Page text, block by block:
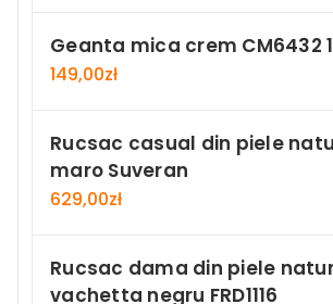
Geanta mica crem CM6432
149,00zł
Rucsac casual din piele
maro Suveran
629,00zł
Rucsac dama din piele
vachetta negru FRD1116